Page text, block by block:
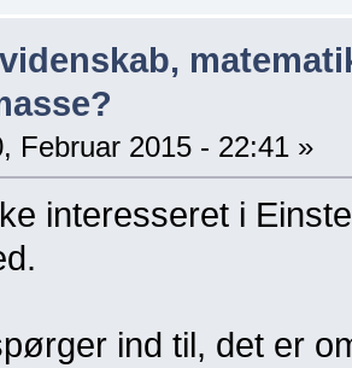
Februar 2015 - 22:41 »
interesseret i
ind til, det er